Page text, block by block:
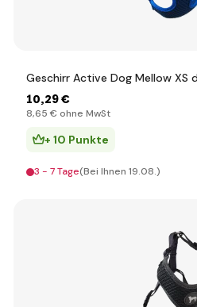
Geschirr Active Dog Mellow XS
10,29 €
8,65 € ohne MwSt
+ 10 Punkte
3 - 7 Tage(Bei Ihnen 19.08.)